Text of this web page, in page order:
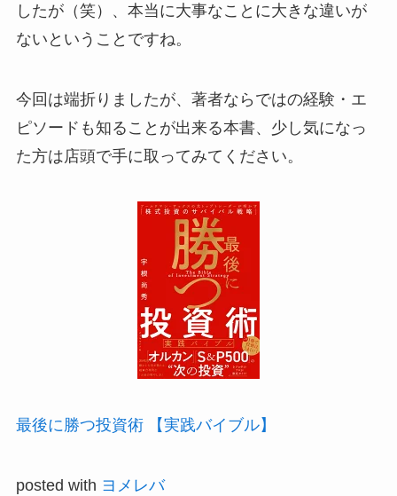
したが（笑）、本当に大事なことに大きな違いが
ないということですね。
今回は端折りましたが、著者ならではの経験・エ
ピソードも知ることが出来る本書、少し気になっ
た方は店頭で手に取ってみてください。
最後に勝つ投資術 【実践バイブル】
posted with ヨメレバ